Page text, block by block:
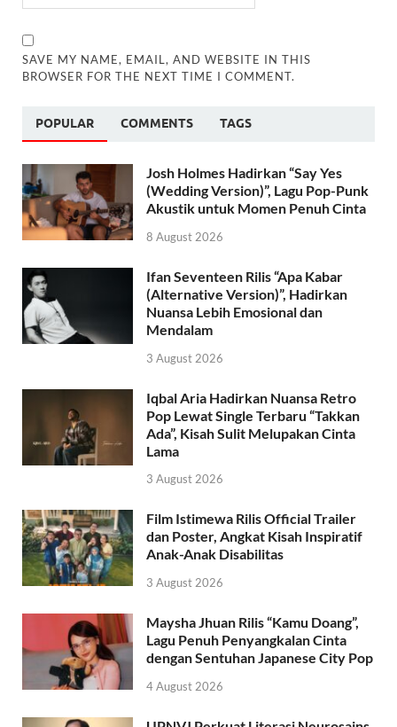
SAVE MY NAME, EMAIL, AND WEBSITE IN THIS
BROWSER FOR THE NEXT TIME I COMMENT.
POPULAR COMMENTS TAGS
Josh Holmes Hadirkan “Say Yes
(Wedding Version)”, Lagu Pop-Punk
Akustik untuk Momen Penuh Cinta
8 August 2026
Ifan Seventeen Rilis “Apa Kabar
(Alternative Version)”, Hadirkan
Nuansa Lebih Emosional dan
Mendalam
3 August 2026
Iqbal Aria Hadirkan Nuansa Retro
Pop Lewat Single Terbaru “Takkan
Ada”, Kisah Sulit Melupakan Cinta
Lama
3 August 2026
Film Istimewa Rilis Official Trailer
dan Poster, Angkat Kisah Inspiratif
Anak-Anak Disabilitas
3 August 2026
Maysha Jhuan Rilis “Kamu Doang”,
Lagu Penuh Penyangkalan Cinta
dengan Sentuhan Japanese City Pop
4 August 2026